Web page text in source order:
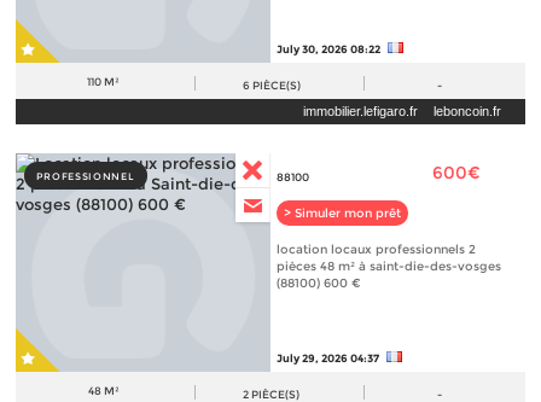
July 30, 2026 08:22
110 M² 6 PIÈCE(S) -
immobilier.lefigaro.fr leboncoin.fr
PROFESSIONNEL 88100
> Simuler mon prêt
600€
location locaux professionnels 2
pièces 48 m² à saint-die-des-vosges
(88100) 600 €
July 29, 2026 04:37
48 M² 2 PIÈCE(S) -